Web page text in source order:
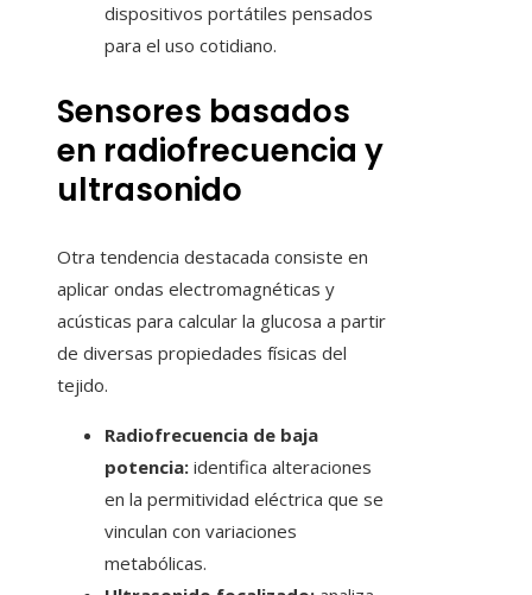
dispositivos portátiles pensados
para el uso cotidiano.
Sensores basados
en radiofrecuencia y
ultrasonido
Otra tendencia destacada consiste en
aplicar ondas electromagnéticas y
acústicas para calcular la glucosa a partir
de diversas propiedades físicas del
tejido.
Radiofrecuencia de baja
potencia: identifica alteraciones
en la permitividad eléctrica que se
vinculan con variaciones
metabólicas.